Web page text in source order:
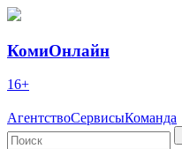
КомиОнлайн
16+
АгентствоСервисыКоманда